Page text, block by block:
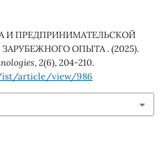
И ПРЕДПРИНИМАТЕЛЬСКОЙ
ОПЫТА . (2025).
,2(6), 204-210.
article/view/986